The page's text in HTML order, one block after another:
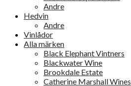
Andre
Hedvin
Andre
Vinlådor
Alla märken
Black Elephant Vintners
Blackwater Wine
Brookdale Estate
Catherine Marshall Wines